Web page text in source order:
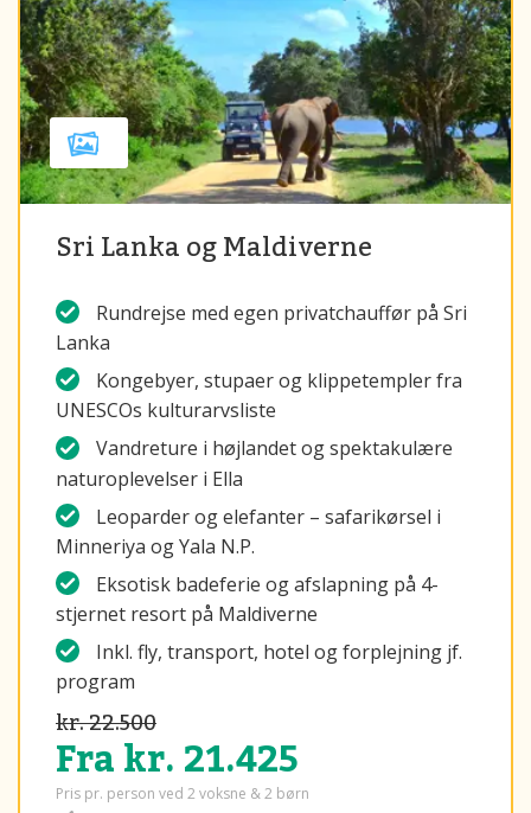
Sri Lanka og Maldiverne
Rundrejse med egen privatchauffør på Sri
Lanka
Kongebyer, stupaer og klippetempler fra
UNESCOs kulturarvsliste
Vandreture i højlandet og spektakulære
naturoplevelser i Ella
Leoparder og elefanter – safarikørsel i
Minneriya og Yala N.P.
Eksotisk badeferie og afslapning på 4-
stjernet resort på Maldiverne
Inkl. fly, transport, hotel og forplejning jf.
program
kr. 22.500
Fra kr. 21.425
Pris pr. person ved 2 voksne & 2 børn